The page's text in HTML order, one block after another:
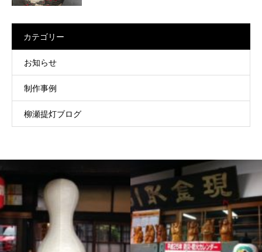
カテゴリー
お知らせ
制作事例
柳瀬提灯ブログ